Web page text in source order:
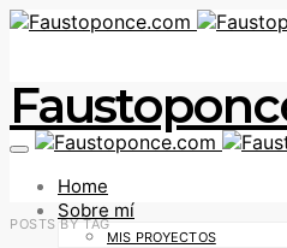
Home
Sobre mí
MIS PROYECTOS
POSTS BY TAG